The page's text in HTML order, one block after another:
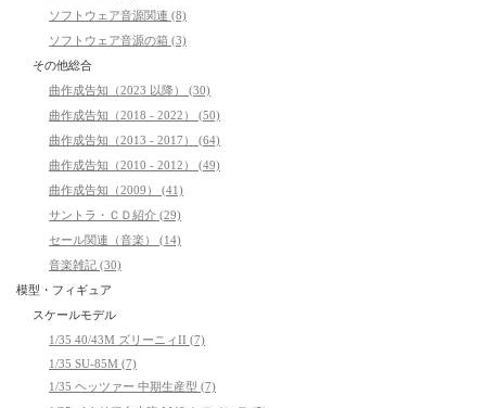
ソフトウェア音源関連 (8)
ソフトウェア音源の箱 (3)
その他総合
曲作成告知（2023 以降） (30)
曲作成告知（2018 - 2022） (50)
曲作成告知（2013 - 2017） (64)
曲作成告知（2010 - 2012） (49)
曲作成告知（2009） (41)
サントラ・ＣＤ紹介 (29)
セール関連（音楽） (14)
音楽雑記 (30)
模型・フィギュア
スケールモデル
1/35 40/43M ズリーニィII (7)
1/35 SU-85M (7)
1/35 ヘッツァー 中期生産型 (7)